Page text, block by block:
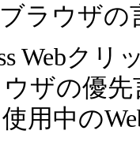
ラウザ
Webク
ザの優
用中の